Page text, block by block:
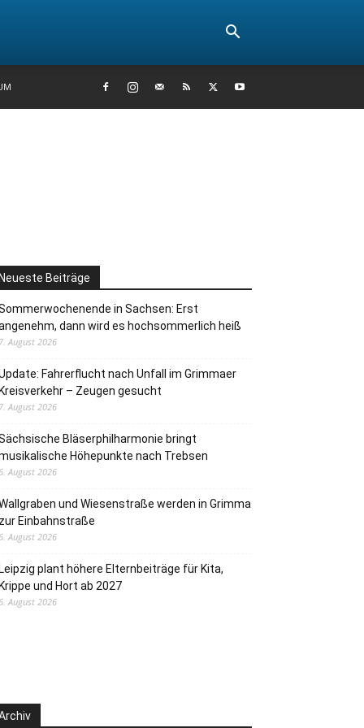
Beiträge
in Sachsen: Erst
dann wird es hochsommerlich heiß
August 2026
Fahrerflucht nach Unfall im Grimmaer
– Zeugen gesucht
August 2026
Bläserphilharmonie bringt
Höhepunkte nach Trebsen
August 2026
und Wiesenstraße werden in Grimma
Einbahnstraße
August 2026
plant höhere Elternbeiträge für Kita,
und Hort ab 2027
August 2026